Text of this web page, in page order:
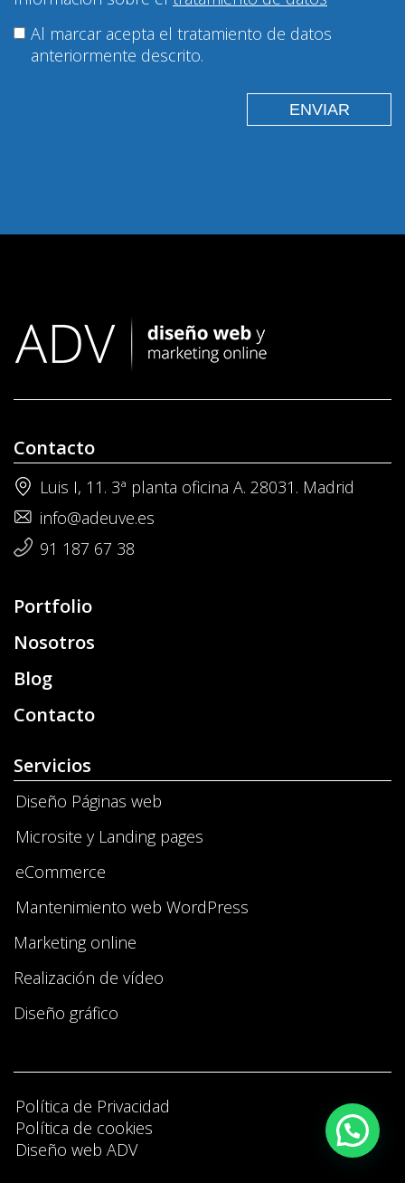
Al marcar acepta el tratamiento de datos
anteriormente descrito.
Contacto
Luis I, 11. 3ª planta oficina A. 28031. Madrid
info@adeuve.es
91 187 67 38
Portfolio
Nosotros
Blog
Contacto
Servicios
Diseño Páginas web
Microsite y Landing pages
eCommerce
Mantenimiento web WordPress
Marketing online
Realización de vídeo
Diseño gráfico
Política de Privacidad
Política de cookies
Diseño web ADV